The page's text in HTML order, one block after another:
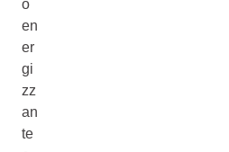
o
en
er
gi
zz
an
te